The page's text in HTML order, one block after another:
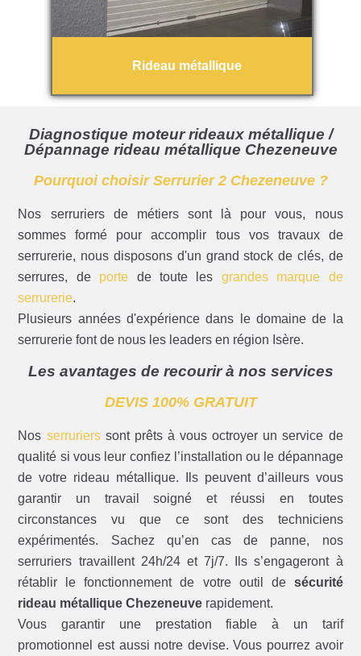
Rideau métallique
Diagnostique moteur rideaux métallique /
Dépannage rideau métallique Chezeneuve
Pourquoi choisir Serrurier 2 Chezeneuve ?
Nos serruriers de métiers sont là pour vous, nous
sommes formé pour accomplir tous vos travaux de
serrurerie, nous disposons d'un grand stock de clés, de
serrures, de porte de toute les grandes marque de
serrurerie.
Plusieurs années d'expérience dans le domaine de la
serrurerie font de nous les leaders en région Isère.
Les avantages de recourir à nos services
DEVIS 100% GRATUIT
Nos serrurierssont prêts à vous octroyer un service de
qualité si vous leur confiez l’installation ou le dépannage
de votre rideau métallique. Ils peuvent d’ailleurs vous
garantir un travail soigné et réussi en toutes
circonstances vu que ce sont des techniciens
expérimentés. Sachez qu’en cas de panne, nos
serruriers travaillent 24h/24 et 7j/7. Ils s’engageront à
rétablir le fonctionnement de votre outil de sécurité
rideau métallique Chezeneuve rapidement.
Vous garantir une prestation fiable à un tarif
promotionnel est aussi notre devise. Vous pourrez avoir